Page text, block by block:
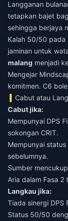
Langganan
tetapkan bajet
sehingga berjaya
Kalah 50/50 pada
jaminan untuk
malang menjadi
Mengejar
komitmen. C6
Cabut atau
Cabut jika:
Mempunyai DPS
sokongan CRIT.
Mempunyai
sebelumnya.
Sumber
Aria dalam Fasa
Langkau jika:
Tiada sinergi DPS
Status 50/50